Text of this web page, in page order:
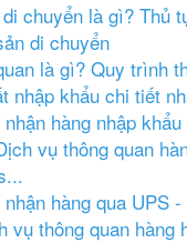
chuyển là gì? Thủ
di chuyển
là gì? Quy trình
nhập khẩu chi tiết
hàng nhập
vụ thông quan
hàng qua UPS
vụ thông quan hàng